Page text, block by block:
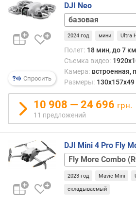
ш
е
ы
о
о
з
м
о
д
Спросить
DJI Neo
Fly
More
ComboMotion
Fly
More
Combo
2024 год мини Ultra
Полет: 18 мин, до 7
Съемка видео:
Камера: встроенная,
Размеры:
10 908 — 24 696 грн.
11 предложений
DJI Mini 4 Pro Fly
пультом
RC-
N2с
2023 год Mavic Mini
складываемый